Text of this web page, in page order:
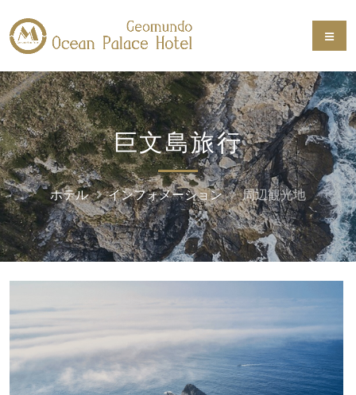
巨文島旅行
ホテル インフォメーション 周辺観光地